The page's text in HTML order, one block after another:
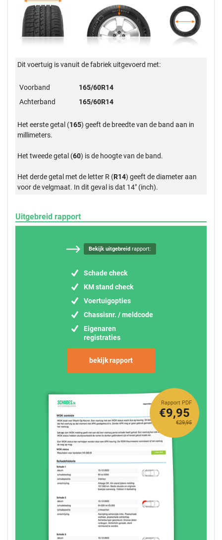
Dit voertuig is vanuit de fabriek uitgevoerd met:
Voorband
165/60R14
Achterband
165/60R14
Het eerste getal (165) geeft de breedte van de band aan in
millimeters.
Het tweede getal (60) is de hoogte van de band.
Het derde getal met de letter R (R14) geeft de diameter aan
voor de velgmaat. In dit geval is dat 14" (inch).
Uitgebreid rapport
Bekijk uitgebreidrapport:
Schade check
KM stand check
Voertuigopties
Chassisnr. / meldcode
Eigenaren
registraties
bekijk rapport
Rapport PDF
€29,95
€9,95